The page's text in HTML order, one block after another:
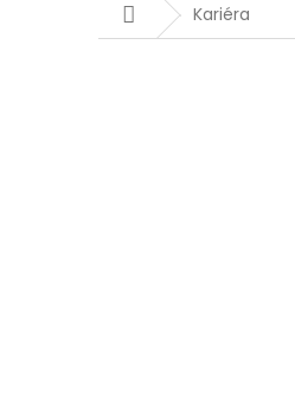
DomůKariéra